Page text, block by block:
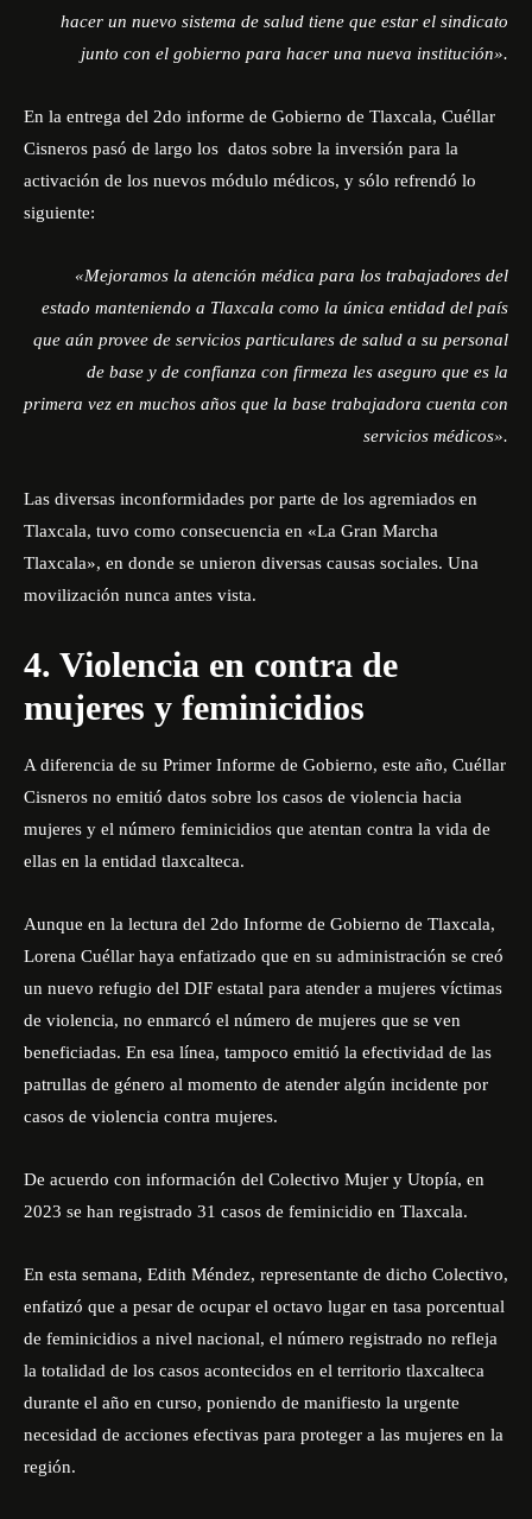
hacer un nuevo sistema de salud tiene que estar el sindicato
junto con el gobierno para hacer una nueva institución».
En la entrega del 2do informe de Gobierno de Tlaxcala, Cuéllar
Cisneros pasó de largo los datos sobre la inversión para la
activación de los nuevos módulo médicos, y sólo refrendó lo
siguiente:
«Mejoramos la atención médica para los trabajadores del
estado manteniendo a Tlaxcala como la única entidad del país
que aún provee de servicios particulares de salud a su personal
de base y de confianza con firmeza les aseguro que es la
primera vez en muchos años que la base trabajadora cuenta con
servicios médicos».
Las diversas inconformidades por parte de los agremiados en
Tlaxcala, tuvo como consecuencia en «La Gran Marcha
Tlaxcala», en donde se unieron diversas causas sociales. Una
movilización nunca antes vista.
4. Violencia en contra de
mujeres y feminicidios
A diferencia de su Primer Informe de Gobierno, este año, Cuéllar
Cisneros no emitió datos sobre los casos de violencia hacia
mujeres y el número feminicidios que atentan contra la vida de
ellas en la entidad tlaxcalteca.
Aunque en la lectura del 2do Informe de Gobierno de Tlaxcala,
Lorena Cuéllar haya enfatizado que en su administración se creó
un nuevo refugio del DIF estatal para atender a mujeres víctimas
de violencia, no enmarcó el número de mujeres que se ven
beneficiadas. En esa línea, tampoco emitió la efectividad de las
patrullas de género al momento de atender algún incidente por
casos de violencia contra mujeres.
De acuerdo con información del Colectivo Mujer y Utopía, en
2023 se han registrado 31 casos de feminicidio en Tlaxcala.
En esta semana, Edith Méndez, representante de dicho Colectivo,
enfatizó que a pesar de ocupar el octavo lugar en tasa porcentual
de feminicidios a nivel nacional, el número registrado no refleja
la totalidad de los casos acontecidos en el territorio tlaxcalteca
durante el año en curso, poniendo de manifiesto la urgente
necesidad de acciones efectivas para proteger a las mujeres en la
región.